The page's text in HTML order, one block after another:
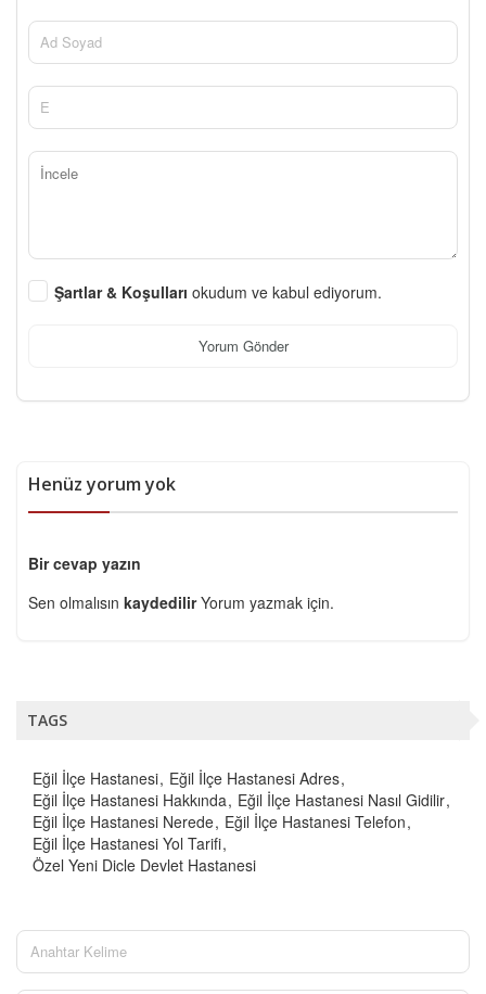
Şartlar & Koşulları okudum ve kabul ediyorum.
Yorum Gönder
Henüz yorum yok
Bir cevap yazın
Sen olmalısın kaydedilirYorum yazmak için.
TAGS
Eğil İlçe Hastanesi Eğil İlçe Hastanesi Adres
Eğil İlçe Hastanesi Hakkında Eğil İlçe Hastanesi Nasıl Gidilir
Eğil İlçe Hastanesi Nerede Eğil İlçe Hastanesi Telefon
Eğil İlçe Hastanesi Yol Tarifi
Özel Yeni Dicle Devlet Hastanesi